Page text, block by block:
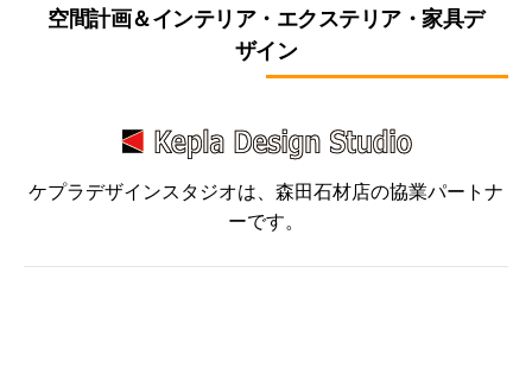
空間計画＆インテリア・エクステリア・家具デ
ザイン
ケプラデザインスタジオは、森田石材店の協業パートナ
ーです。